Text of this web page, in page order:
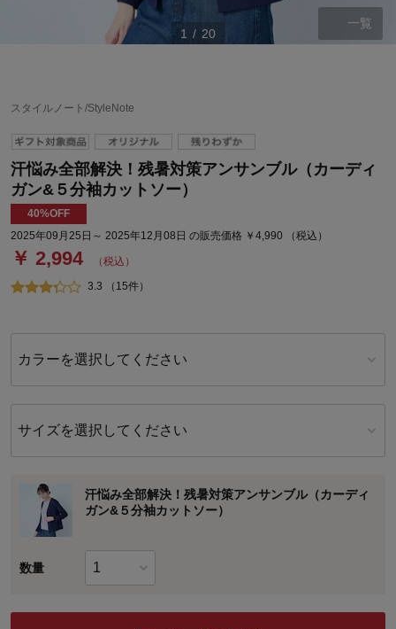
1 / 20
一覧
スタイルノート/StyleNote
汗悩み全部解決！残暑対策アンサンブル（カーディ
ガン&５分袖カットソー）
40%OFF
2025年09月25日～ 2025年12月08日 の販売価格 ￥4,990 （税込）
￥ 2,994 （税込）
3.3 （15件）
カラーを選択してください
サイズを選択してください
汗悩み全部解決！残暑対策アンサンブル（カーディ
ガン&５分袖カットソー）
数量